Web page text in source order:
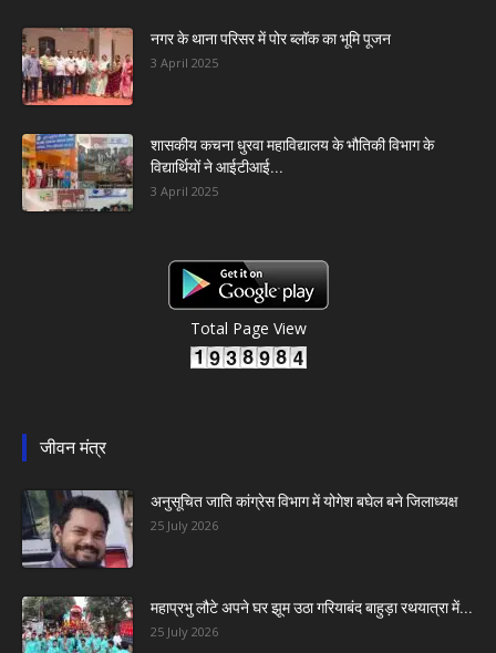
नगर के थाना परिसर में पोर ब्लॉक का भूमि पूजन
3 April 2025
शासकीय कचना धुरवा महाविद्यालय के भौतिकी विभाग के
विद्यार्थियों ने आईटीआई...
3 April 2025
Total Page View
जीवन मंत्र
अनुसूचित जाति कांग्रेस विभाग में योगेश बघेल बने जिलाध्यक्ष
25 July 2026
महाप्रभु लौटे अपने घर झूम उठा गरियाबंद बाहुड़ा रथयात्रा में...
25 July 2026